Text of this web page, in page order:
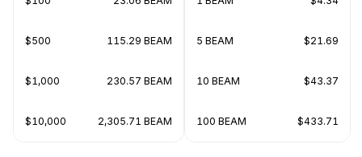
$500 115.29 BEAM
$1,000 230.57 BEAM
$10,000 2,305.71 BEAM
5 BEAM $21.69
10 BEAM $43.37
100 BEAM $433.71